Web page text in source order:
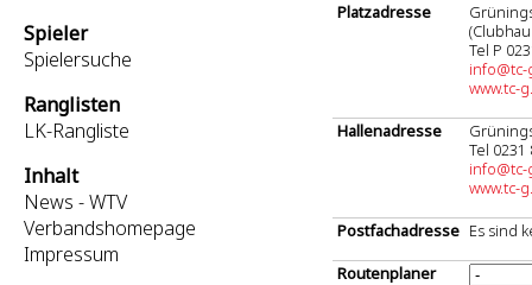
Spieler
Spielersuche
Ranglisten
LK-Rangliste
Inhalt
News - WTV
Verbandshomepage
Impressum
Platzadresse
Tel P
www.tc-
Hallenadresse
Tel 0231
www.tc-
Postfachadresse Es sind
Routenplaner